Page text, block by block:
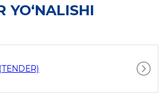
YO‘NALISHI